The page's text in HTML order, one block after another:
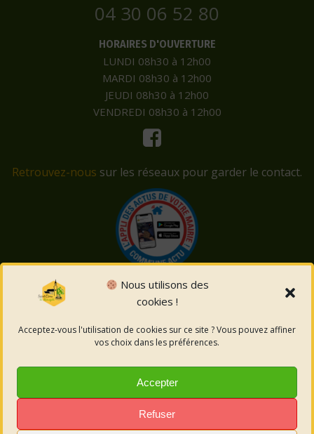
Nous utilisons des
cookies !
Acceptez-vous l'utilisation de cookies sur ce site ? Vous pouvez affiner
vos choix dans les préférences.
Accepter
Refuser
04 30 06 52 80
HORAIRES D'OUVERTURE
LUNDI 08h30 à 12h00
MARDI 08h30 à 12h00
JEUDI 08h30 à 12h00
VENDREDI 08h30 à 12h00
Retrouvez-nous sur les réseaux pour garder le contact.
© 2026 Saint-Côme-et-Maruéjols. Un service proposé
Mentions légales
Politique des cookies